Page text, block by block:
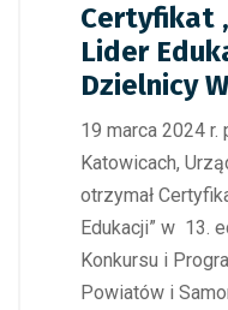
Certyfikat
Lider
Dzielnicy
19 marca 2024
Katowicach,
otrzymał
Edukacji” w 13.
Konkursu i
Powiatów i